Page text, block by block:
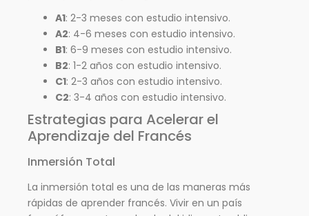
A1: 2-3 meses con estudio intensivo.
A2: 4-6 meses con estudio intensivo.
B1: 6-9 meses con estudio intensivo.
B2: 1-2 años con estudio intensivo.
C1: 2-3 años con estudio intensivo.
C2: 3-4 años con estudio intensivo.
Estrategias para Acelerar el
Aprendizaje del Francés
Inmersión Total
La inmersión total es una de las maneras más
rápidas de aprender francés. Vivir en un país